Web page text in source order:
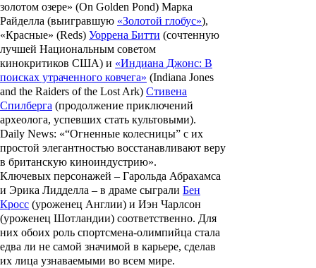
золотом озере» (On Golden Pond) Марка
Райделла (выигравшую «Золотой глобус»),
«Красные» (Reds) Уоррена Битти (сочтенную
лучшей Национальным советом
кинокритиков США) и «Индиана Джонс: В
поисках утраченного ковчега» (Indiana Jones
and the Raiders of the Lost Ark) Стивена
Спилберга (продолжение приключений
археолога, успевших стать культовыми).
Daily News: «“Огненные колесницы” с их
простой элегантностью восстанавливают веру
в британскую киноиндустрию».
Ключевых персонажей – Гарольда Абрахамса
и Эрика Лидделла – в драме сыграли Бен
Кросс (уроженец Англии) и Иэн Чарлсон
(уроженец Шотландии) соответственно. Для
них обоих роль спортсмена-олимпийца стала
едва ли не самой значимой в карьере, сделав
их лица узнаваемыми во всем мире.